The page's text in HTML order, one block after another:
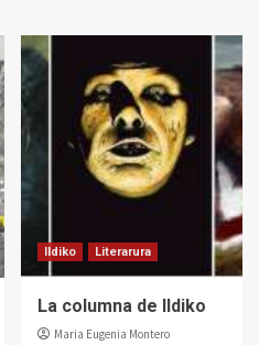
Ildiko Literarura
La columna de Ildiko
Maria Eugenia Montero